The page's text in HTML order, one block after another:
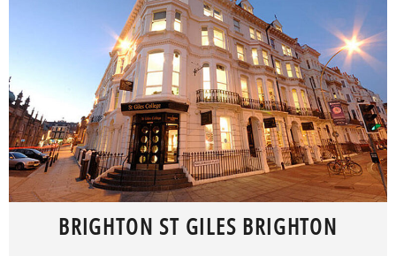
BRIGHTON ST GILES BRIGHTON